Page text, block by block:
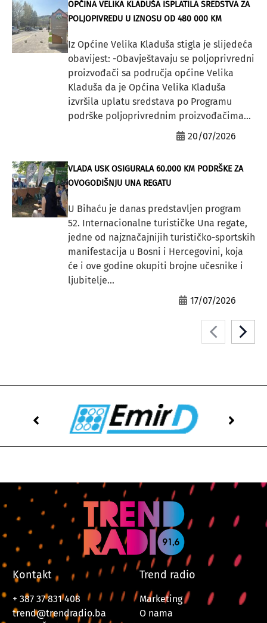
OPĆINA VELIKA KLADUŠA ISPLATILA SREDSTVA ZA
POLJOPIVREDU U IZNOSU OD 480 000 KM
Iz Općine Velika Kladuša stigla je slijedeća
obavijest: -Obavještavaju se poljoprivredni
proizvođači sa područja općine Velika
Kladuša da je Općina Velika Kladuša
izvršila uplatu sredstava po Programu
podrške poljoprivrednim proizvođačima...
20/07/2026
VLADA USK OSIGURALA 60.000 KM PODRŠKE ZA
OVOGODIŠNJU UNA REGATU
U Bihaću je danas predstavljen program
52. Internacionalne turističke Una regate,
jedne od najznačajnijih turističko-sportskih
manifestacija u Bosni i Hercegovini, koja
će i ove godine okupiti brojne učesnike i
ljubitelje...
17/07/2026
Kontakt
+ 387 37 831 408
trend@trendradio.ba
Trend radio
Marketing
O nama